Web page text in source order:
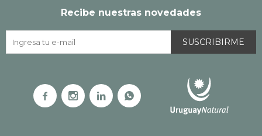
Recibe nuestras novedades
SUSCRIBIRME
   